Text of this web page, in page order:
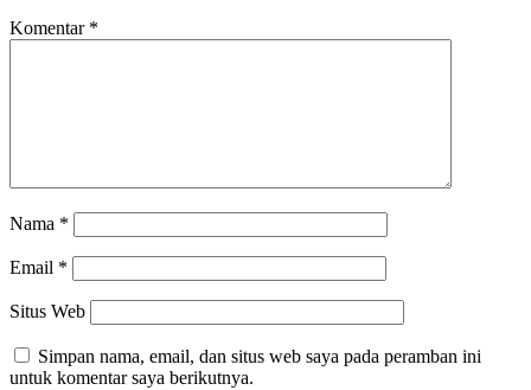
Komentar *
Nama *
Email *
Situs Web
Simpan nama, email, dan situs web saya pada peramban ini
untuk komentar saya berikutnya.